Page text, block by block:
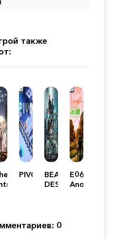
также
PIVO
BEAUTIFUL
DESOLATION
E06-
Anomaly
0